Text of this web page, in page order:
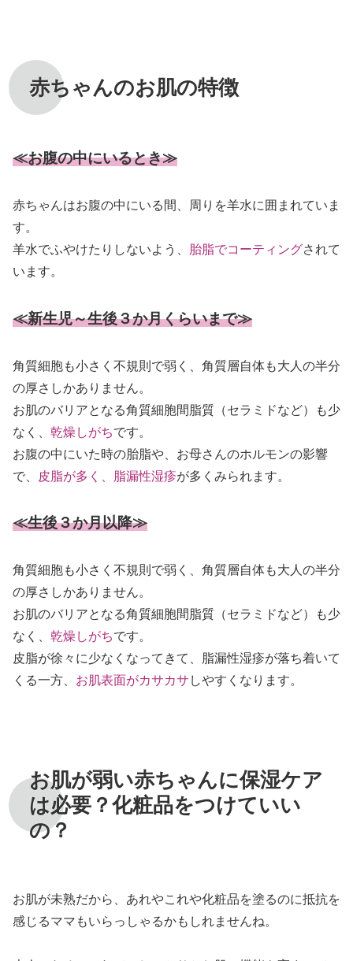
赤ちゃんのお肌の特徴
≪お腹の中にいるとき≫
赤ちゃんはお腹の中にいる間、周りを羊水に囲まれていま
す。
羊水でふやけたりしないよう、
胎脂でコーティングされて
います。
≪新生児～生後３か月くらいまで≫
角質細胞も小さく不規則で弱く、角質層自体も大人の半分
の厚さしかありません。
お肌のバリアとなる角質細胞間脂質（セラミドなど）も少
なく、 乾燥しがちです。
お腹の中にいた時の胎脂や、お母さんのホルモンの影響
で、
皮脂が多く、脂漏性湿疹が多くみられます。
≪生後３か月以降≫
角質細胞も小さく不規則で弱く、角質層自体も大人の半分
の厚さしかありません。
お肌のバリアとなる角質細胞間脂質（セラミドなど）も少
なく、 乾燥しがちです。
皮脂が徐々に少なくなってきて、脂漏性湿疹が落ち着いて
くる一方、 お肌表面がカサカサ しやすくなります。
お肌が弱い赤ちゃんに保湿ケア
は必要？化粧品をつけていい
の？
お肌が未熟だから、あれやこれや化粧品を塗るのに抵抗を
感じるママもいらっしゃるかもしれませんね。